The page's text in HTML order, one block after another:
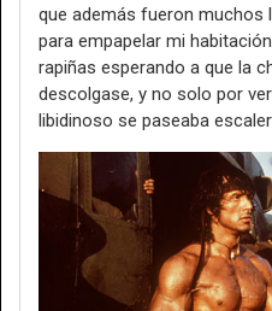
que además fueron muchos
para empapelar mi
rapiñas esperando a que la
descolgase, y no solo por
libidinoso se paseaba